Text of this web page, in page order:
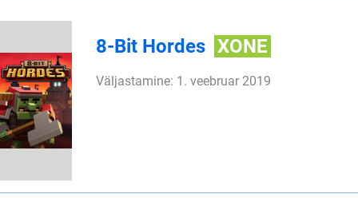
8-Bit Hordes XONE
Väljastamine: 1. veebruar 2019